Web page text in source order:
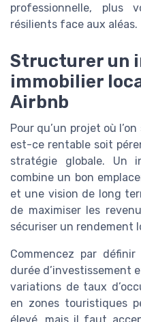
professionnelle, plus
résilients face aux aléas.
Structurer un
immobilier
Airbnb
Pour qu’un projet où
est-ce rentable soit
stratégie globale. Un
combine un bon
et une vision de long
de maximiser les
sécuriser un rendement
Commencez par
durée d’investissement
variations de taux
en zones touristiques